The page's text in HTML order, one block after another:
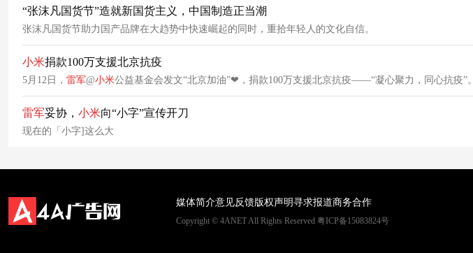
“张沫凡国货节”造就新国货主义，中国制造正当潮
张沫凡国货节助力国产品牌在大趋势中快速崛起的同时，重拾年轻人的文化自信。
小米捐款100万支援北京抗疫
5月12日， 雷军@小米公益基金会发文“北京加油” ❤ ，捐款100万支援北京抗疫——“凝心聚力，同心抗疫”。
雷军妥协， 小米向“小字”宣传开刀
现在的「小字]这么大
媒体简介意见反馈版权声明寻求报道商务合作
Copyright © 4ANET All Rights Reserved 粤ICP备15083824号